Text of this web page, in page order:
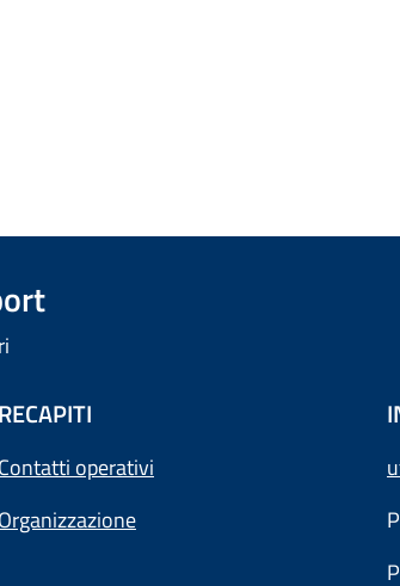
RECAPITI
Contatti operativi
Organizzazione